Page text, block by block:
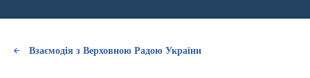
Взаємодія з Верховною Радою України